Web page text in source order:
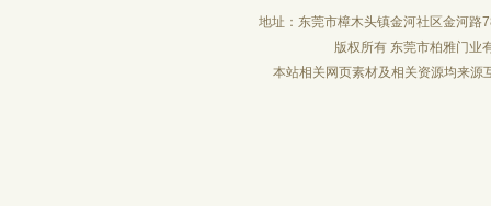
地址：东莞市樟木头镇金河社区金河
版权所有 东莞市柏雅门业
本站相关网页素材及相关资源均来源